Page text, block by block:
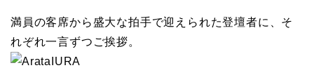
満員の客席から盛大な拍手で迎えられた登壇者に、そ
れぞれ一言ずつご挨拶。